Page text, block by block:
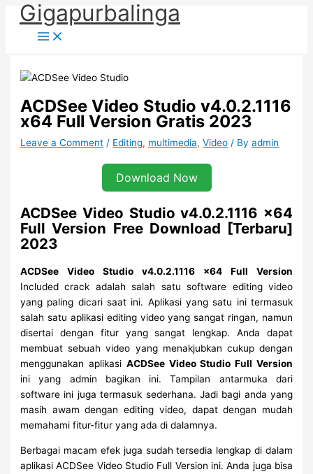
Skip
content
Gigapurbalinga
ACDSee Video Studio v4.0.2.1116
x64 Full Version Gratis 2023
Leave a Comment / Editing, multimedia,Video / Byadmin
Download Now
ACDSee Video Studio v4.0.2.1116 x64
Full Version Free Download [Terbaru]
2023
ACDSee Video Studio v4.0.2.1116 x64 Full Version
Included crack adalah salah satu software editing video
yang paling dicari saat ini. Aplikasi yang satu ini termasuk
salah satu aplikasi editing video yang sangat ringan, namun
disertai dengan fitur yang sangat lengkap. Anda dapat
membuat sebuah video yang menakjubkan cukup dengan
menggunakan aplikasi ACDSee Video Studio Full Version
ini yang admin bagikan ini. Tampilan antarmuka dari
software ini juga termasuk sederhana. Jadi bagi anda yang
masih awam dengan editing video, dapat dengan mudah
memahami fitur-fitur yang ada di dalamnya.
Berbagai macam efek juga sudah tersedia lengkap di dalam
aplikasi ACDSee Video Studio Full Version ini. Anda juga bisa